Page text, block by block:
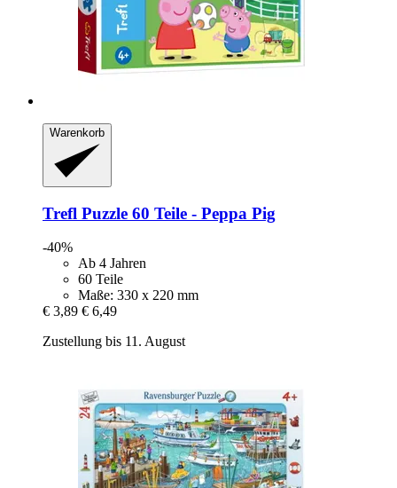
Warenkorb
Trefl Puzzle 60 Teile -​ Peppa Pig
-40%
Ab 4 Jahren
60 Teile
Maße: 330 x 220 mm
€ 3,89 € 6,49
Zustellung bis 11. August